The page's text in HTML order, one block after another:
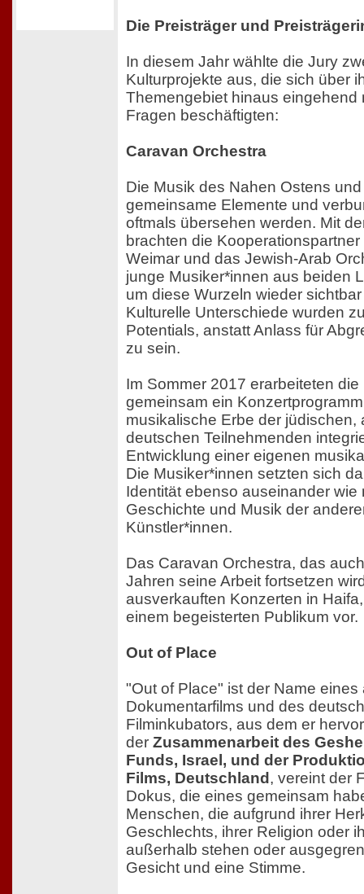
Die Preisträger und
In diesem Jahr wählte die Jury
Kulturprojekte aus, die sich über
Themengebiet hinaus eingehend
Fragen beschäftigten:
Caravan Orchestra
Die Musik des Nahen Ostens
gemeinsame Elemente und
oftmals übersehen werden. Mit
brachten die
Weimar und das Jewish-Arab
junge Musiker*innen aus beiden
um diese Wurzeln wieder
Kulturelle Unterschiede wurden
Potentials, anstatt Anlass für
zu sein.
Im Sommer 2017 erarbeiteten
gemeinsam ein
musikalische Erbe der jüdischen,
deutschen Teilnehmenden
Entwicklung einer eigenen
Die Musiker*innen setzten sich
Identität ebenso auseinander wie
Geschichte und Musik der
Künstler*innen.
Das Caravan Orchestra, das
Jahren seine Arbeit fortsetzen
ausverkauften Konzerten in
einem begeisterten Publikum vor.
Out of Place
"Out of Place" ist der Name
Dokumentarfilms und des
Filminkubators, aus dem er
der Zusammenarbeit des
Funds, Israel, und der
Films, Deutschland , vereint der
Dokus, die eines gemeinsam
Menschen, die aufgrund ihrer
Geschlechts, ihrer Religion oder
außerhalb stehen oder
Gesicht und eine Stimme.